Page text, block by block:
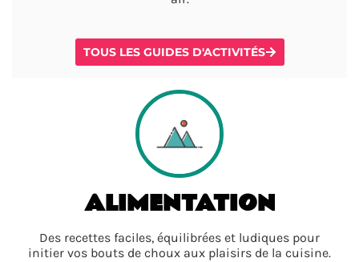
TOUS LES GUIDES D'ACTIVITÉS
ALIMENTATION
Des recettes faciles, équilibrées et ludiques pour
initier vos bouts de choux aux plaisirs de la cuisine.